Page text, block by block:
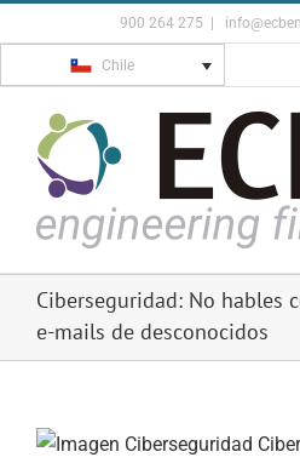
to
content
900 264 275
Chile
Ciberseguridad: No hables
e-mails de desconocidos
View